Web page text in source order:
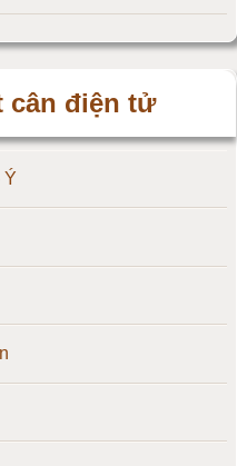
cân điện tử
Ý